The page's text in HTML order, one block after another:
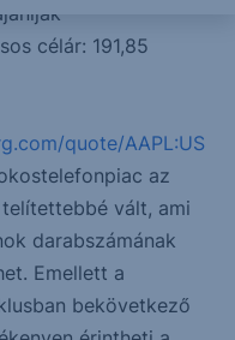
célár: 191,85
quote/AAPL:US
az
vált, ami
darabszámának
Emellett a
bekövetkező